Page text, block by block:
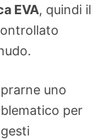
EVA, quindi il
uno
per